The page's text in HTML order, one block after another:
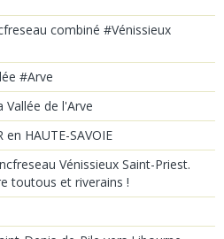
combiné #Vénissieux
#Arve
Vallée de l'Arve
HAUTE-SAVOIE
Vénissieux Saint-Priest.
toutous et riverains !